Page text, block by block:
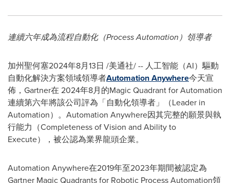
連續六年成為流程自動化（Process Automation）領導者
加州聖何塞2024年8月13日 /美通社/ -- 人工智能（AI）驅動
自動化解決方案領域領導者Automation Anywhere今天宣
佈，Gartner在 2024年8月的Magic Quadrant for Automation
連續第六年將該公司評為「自動化領導者」（Leader in
Automation）。Automation Anywhere因其完整的願景與執
行能力（Completeness of Vision and Ability to
Execute），被公認為業界龍頭企業。
Automation Anywhere在2019年至2023年期間被認定為
Gartner Magic Quadrants for Robotic Process Automation領